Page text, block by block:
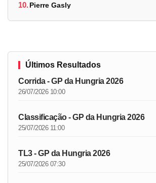
10.Pierre Gasly
Últimos Resultados
Corrida - GP da Hungria 2026
26/07/2026 10:00
Classificação - GP da Hungria 2026
25/07/2026 11:00
TL3 - GP da Hungria 2026
25/07/2026 07:30